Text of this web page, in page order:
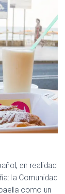
en realidad
la Comunidad
como un